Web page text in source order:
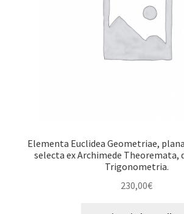
Elementa Euclidea Geometriae,
selecta ex Archimede Theoremata,
Trigonometria.
230,00€